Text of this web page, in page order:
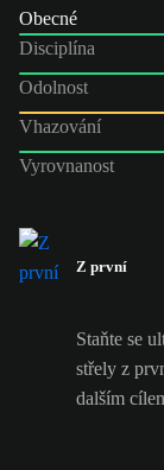
Obecné
Disciplína
Odolnost
Vhazování
Vyrovnanost
Z první
Staňte se
střely z
dalším